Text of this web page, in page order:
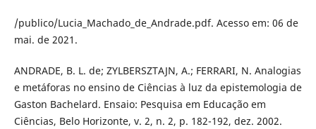
/publico/Lucia_Machado_de_Andrade.pdf. Acesso em: 06 de
mai. de 2021.
ANDRADE, B. L. de; ZYLBERSZTAJN, A.; FERRARI, N. Analogias
e metáforas no ensino de Ciências à luz da epistemologia de
Gaston Bachelard. Ensaio: Pesquisa em Educação em
Ciências, Belo Horizonte, v. 2, n. 2, p. 182-192, dez. 2002.